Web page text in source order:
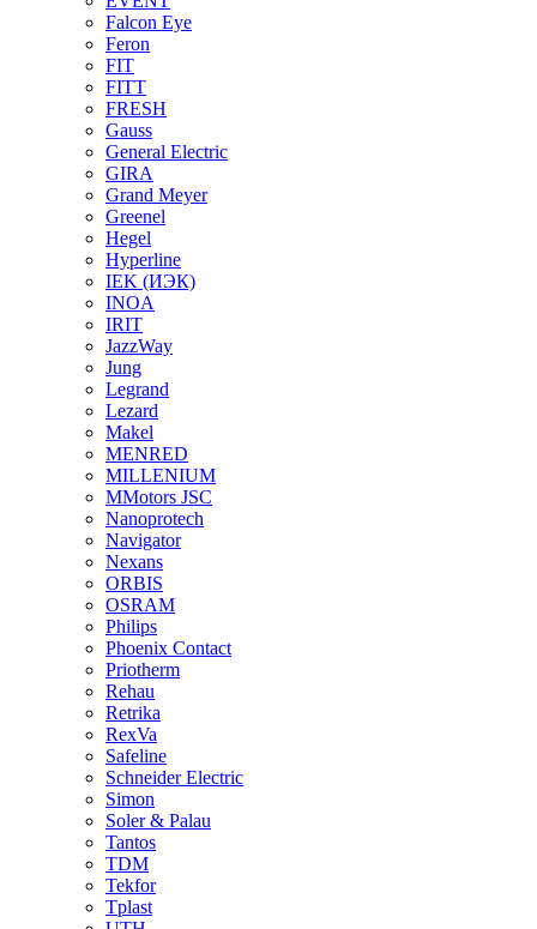
Falcon Eye
Feron
FIT
FITT
FRESH
Gauss
General Electric
GIRA
Grand Meyer
Greenel
Hegel
Hyperline
IEK (ИЭК)
INOA
IRIT
JazzWay
Jung
Legrand
Lezard
Makel
MENRED
MILLENIUM
MMotors JSC
Nanoprotech
Navigator
Nexans
ORBIS
OSRAM
Philips
Phoenix Contact
Priotherm
Rehau
Retrika
RexVa
Safeline
Schneider Electric
Simon
Soler & Palau
Tantos
TDM
Tekfor
Tplast